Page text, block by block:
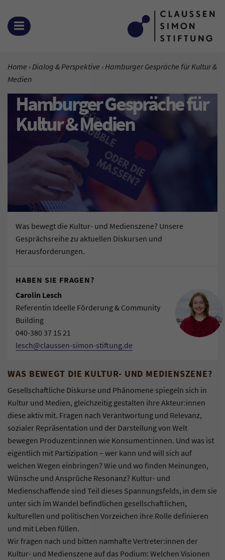
Zum Inhalt springen
MENÜ ÖFFNEN
SIE BEFINDEN SICH HIER:
Home Dialog & Perspektive Aktuelle Seite:
Hamburger Gespräche für Kultur &
Medien
Hamburger Gespräche für
Kultur & Medien
Was bewegt die Kultur- und Medienszene? Unsere
Gesprächsreihe zu aktuellen Diskursen und
Herausforderungen.
HABEN SIE FRAGEN?
Carolin Lesch
Referentin Ideelle Förderung & Community
Building
040-380 37 15 21
lesch@claussen-simon-stiftung.de
WAS BEWEGT DIE KULTUR- UND MEDIENSZENE?
Gesellschaftliche Diskurse und Phänomene spiegeln sich in
Kultur und Medien, gleichzeitig gestalten ihre Akteur:innen
diese aktiv mit. Fragen nach Verantwortung und Relevanz,
sozialer Repräsentation und der Darstellung von Welt
bewegen Produzent:innen wie Konsument:innen. Und was ist
eigentlich mit Partizipation – wer kann und will sich auf
welchen Wegen einbringen? Wie und wo finden Meinungen,
Wünsche und Ansprüche Resonanz? Kultur- und
Medienschaffende sind Teil dieses Spannungsfelds, in dem sie
unter sich im Wandel befindlichen gesellschaftlichen,
kulturellen und politischen Vorzeichen ihre Rolle definieren
und mit Leben füllen.
Wir fragen nach und bitten namhafte Vertreter:innen der
Kultur- und Medienszene auf das Podium: Welchen Visionen